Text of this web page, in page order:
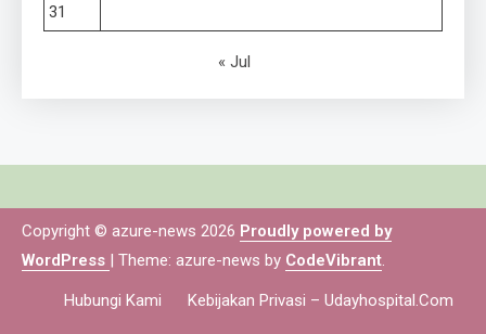
31
« Jul
Copyright © azure-news 2026 Proudly powered by
WordPress | Theme: azure-news by CodeVibrant.
Hubungi Kami Kebijakan Privasi – Udayhospital.com